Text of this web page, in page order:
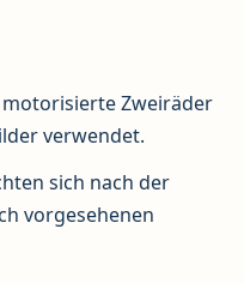
Zweiräder
verwendet.
sich nach der
vorgesehenen